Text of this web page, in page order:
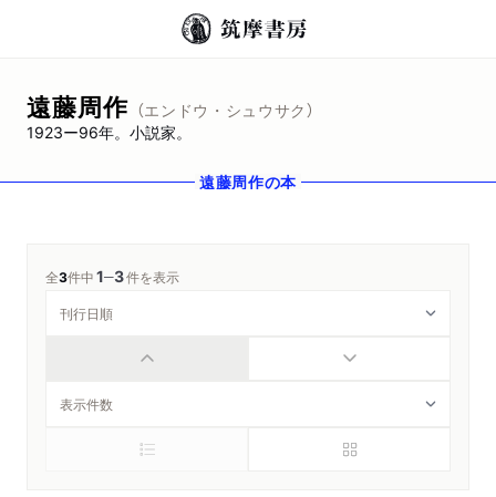
遠藤周作 （エンドウ・シュウサク）
1923ー96年。小説家。
遠藤周作の本
全3件中1─3件を表示